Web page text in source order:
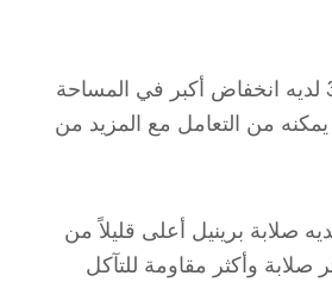
:304 لديه انخفاض أكبر في المساحة
430، مما يمكنه من التعامل مع المزيد من
لديه صلابة برينيل أعلى قليلاً من
صلابة وأكثر مقاومة للتآكل